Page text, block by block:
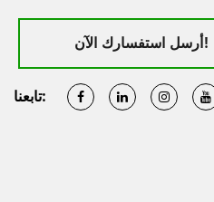
أرسل استفسارك الآن!
تابعنا: